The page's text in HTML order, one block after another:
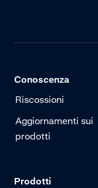
Conoscenza
Riscossioni
Aggiornamenti sui
prodotti
Prodotti